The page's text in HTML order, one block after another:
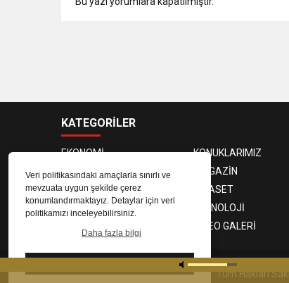
Veri politikasındaki amaçlarla sınırlı ve
mevzuata uygun şekilde çerez
konumlandırmaktayız. Detaylar için veri
politikamızı inceleyebilirsiniz.
Daha fazla bilgi
KATEGORİLER
EKONOMİ
KONUKLARIMIZ
PROGRAMCILAR
MAGAZİN
SAĞLIK
SİYASET
SPOR
TEKNOLOJİ
VIDEO GALERİ
© 2023Gaziantep Radyo Zeugma. Tüm Hakları